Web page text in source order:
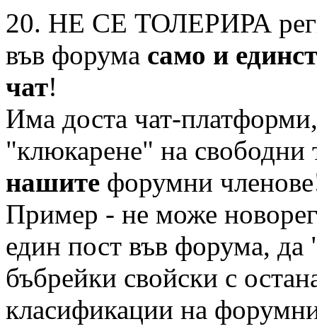
20. НЕ СЕ ТОЛЕРИРА
във форума само и
чат!
Има доста чат-
"клюкарене" на
нашите форумни
Пример - не може
един пост във форума, да
бъбрейки свойски с
класификации на